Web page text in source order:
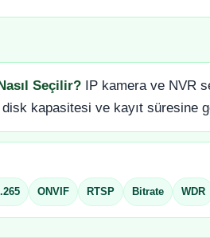
Seçilir? IP kamera ve NVR
kapasitesi ve kayıt süresine
ONVIF RTSP Bitrate WDR